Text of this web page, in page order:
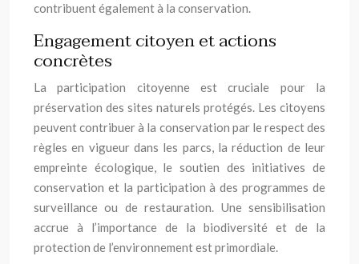
contribuent également à la conservation.
Engagement citoyen et actions
concrètes
La participation citoyenne est cruciale pour la
préservation des sites naturels protégés. Les citoyens
peuvent contribuer à la conservation par le respect des
règles en vigueur dans les parcs, la réduction de leur
empreinte écologique, le soutien des initiatives de
conservation et la participation à des programmes de
surveillance ou de restauration. Une sensibilisation
accrue à l’importance de la biodiversité et de la
protection de l’environnement est primordiale.